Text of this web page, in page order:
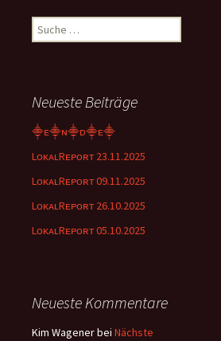
Suche
nach:
Neueste Beiträge
⸎ᴇ⸎ɴ⸎ᴅ⸎ᴇ⸎
LᴏᴋᴀʟRᴇᴘᴏʀᴛ 23.11.2025
LᴏᴋᴀʟRᴇᴘᴏʀᴛ 09.11.2025
LᴏᴋᴀʟRᴇᴘᴏʀᴛ 26.10.2025
LᴏᴋᴀʟRᴇᴘᴏʀᴛ 05.10.2025
Neueste Kommentare
Kim Wagenerbei Nächste